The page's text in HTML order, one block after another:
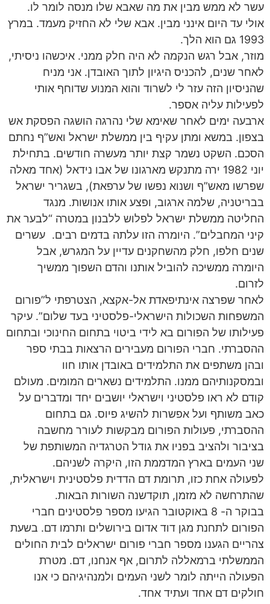
עשר לא ממש מבין את מה שאבא שלו מנסה לומר לו.
אולי עד היום אינני מבין. אבא שלי לא החזיק מעמד. במרץ
1993 גם הוא הלך.
מוזר, אבל רגש הנקמה לא היה חלק ממני. איכשהו ניסיתי,
לאחר שנים, להכניס היגיון לתוך האובדן. אני מניח
שהניסיון הזה עזר לי לשרוד והוא המנוע שדוחף אותי
לפעילות עליה אספר.
ארבעה ימים לאחר שאימא שלי נהרגה הושגה הפסקת אש
בצפון. במשא ומתן עקיף בין ממשלת ישראל ואש”ף נחתם
הסכם. השקט נשמר קצת יותר מעשרה חודשים. בתחילת
יוני 1982 ירה מתנקש מארגונו של אבו נידאל (אחד מאלה
שפרשו מאש”ף ושנוא נפשו של ערפאת), בשגריר ישראל
בבריטניה, שלמה ארגוב, ופצע אותו אנושות. מנגד
החליטה ממשלת ישראל לפלוש ללבנון במטרה “לבער את
קיני המחבלים”. היומרה הזו עלתה בדמים רבים. עשרים
שנים חלפו, חלק מהשחקנים עדיין על המגרש, אבל
היומרה ממשיכה להוביל אותנו והדם השפוך ממשיך
לזרום.
לאחר שפרצה אינתיפאדת אל-אקצא, הצטרפתי ל”פורום
המשפחות השכולות הישראלי-פלסטיני בעד שלום”. עיקר
פעילותו של הפורום בא לידי ביטוי בתחום החינוכי ובתחום
ההסברתי. חברי הפורום מעבירים הרצאות בבתי ספר
ובהן משתפים את התלמידים באובדן אותו חוו
ובמסקנותיהם ממנו. התלמידים נשארים המומים. מעולם
קודם לא ראו פלסטיני וישראלי יושבים יחד ומדברים על
כאב משותף ועל אפשרות להשיג פיוס. גם בתחום
ההסברתי, פעולות הפורום מבקשות לעורר מחשבה
בציבור ולהציב בפניו את גודל הטרגדיה המשותפת של
שני העמים בארץ המדממת הזו, היקרה לשניהם.
לפעולה אחת כזו, תרומת דם הדדית פלסטינית וישראלית,
שהתרחשה לא מזמן, תוקדשנה השורות הבאות.
בבוקר ה- 8 באוקטובר הגיעו מספר פלסטינים חברי
הפורום לתחנת מגן דוד אדום בירושלים ותרמו דם. בשעת
צהריים הגענו מספר חברי פורום ישראלים לבית החולים
הממשלתי ברמאללה לתרום, אף אנחנו, דם. מטרת
הפעולה הייתה לומר לשני העמים ולמנהיגיהם כי אנו
חולקים דם אחד ועתיד אחד.